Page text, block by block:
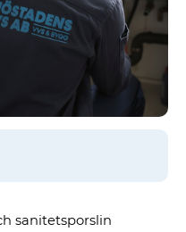
sanitetsporslin